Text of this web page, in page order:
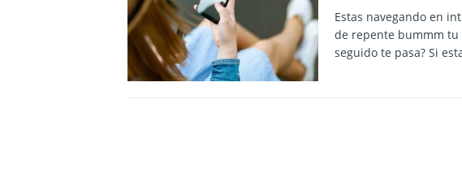
Estas navegando en
de repente bummm tu
seguido te pasa? Si